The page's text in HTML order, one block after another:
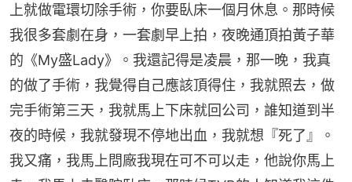
上就做電環切除手術，你要臥床一個月休息。那時候
我很多套劇在身，一套劇早上拍，夜晚通頂拍黃子華
的《My盛Lady》。我還記得是凌晨，那一晚，我真
的做了手術，我覺得自己應該頂得住，我就照去，做
完手術第三天，我就馬上下床就回公司，誰知道到半
夜的時候，我就發現不停地出血，我就想『死了』。
我又痛，我馬上問廠我現在可不可以走，他說你馬上